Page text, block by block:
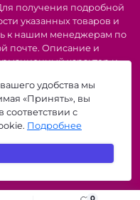
созданы
и
Мы используем
радовали вас
очарования
- у нас вы найдете
любого случая.
с цветами и
отличный подарок
мамы или сестры.
получения подробной
указанных товаров и
к нашим менеджерам по
почте. Описание и
характер и
производителя.
за собой права на
и комплектации
продавцов и
покупке проверить
и характеристик.
удобства мы
«Принять», вы
соответствии с
Подробнее